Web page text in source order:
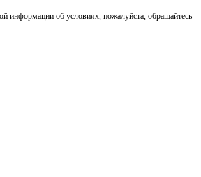
информации об условиях, пожалуйста, обращайтесь